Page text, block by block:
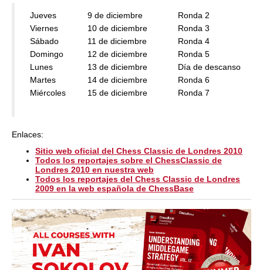
Jueves 9 de diciembre
Ronda 2
Viernes
10 de diciembre
Ronda 3
Sábado
11 de diciembre
Ronda 4
Domingo
12 de diciembre
Ronda 5
Lunes
13 de diciembre
Día de descanso
Martes
14 de diciembre
Ronda 6
Miércoles
15 de diciembre Ronda 7
Enlaces:
Sitio web oficial del Chess Classic de Londres 2010
Todos los reportajes sobre el ChessClassic de
Londres 2010 en nuestra web
Todos los reportajes del Chess Classic de Londres
2009 en la web española de ChessBase